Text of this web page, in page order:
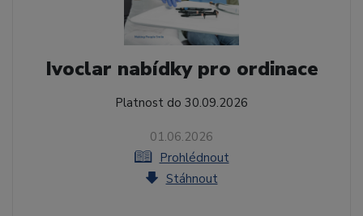
Ivoclar nabídky pro ordinace
Platnost do 30.09.2026
01.06.2026
Prohlédnout
Stáhnout